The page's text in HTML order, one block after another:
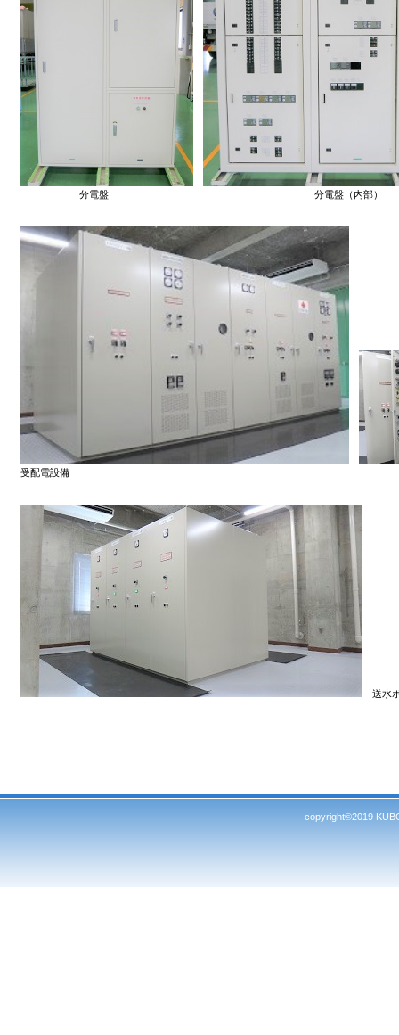
分電盤 分電盤（内部）
受配電設備
送水
copyright©2019